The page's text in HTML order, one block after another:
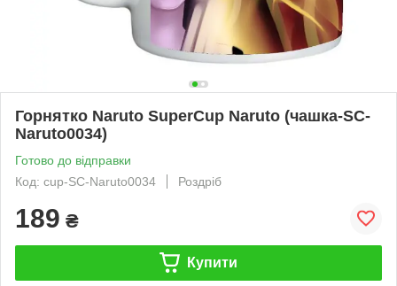
Горнятко Naruto SuperCup Naruto (чашка-SC-
Naruto0034)
Готово до відправки
Код: cup-SC-Naruto0034
Роздріб
189 ₴
Купити